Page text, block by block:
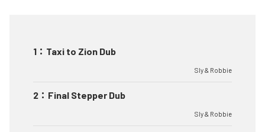
1 ： Taxi to Zion Dub
Sly & Robbie
2 ： Final Stepper Dub
Sly & Robbie